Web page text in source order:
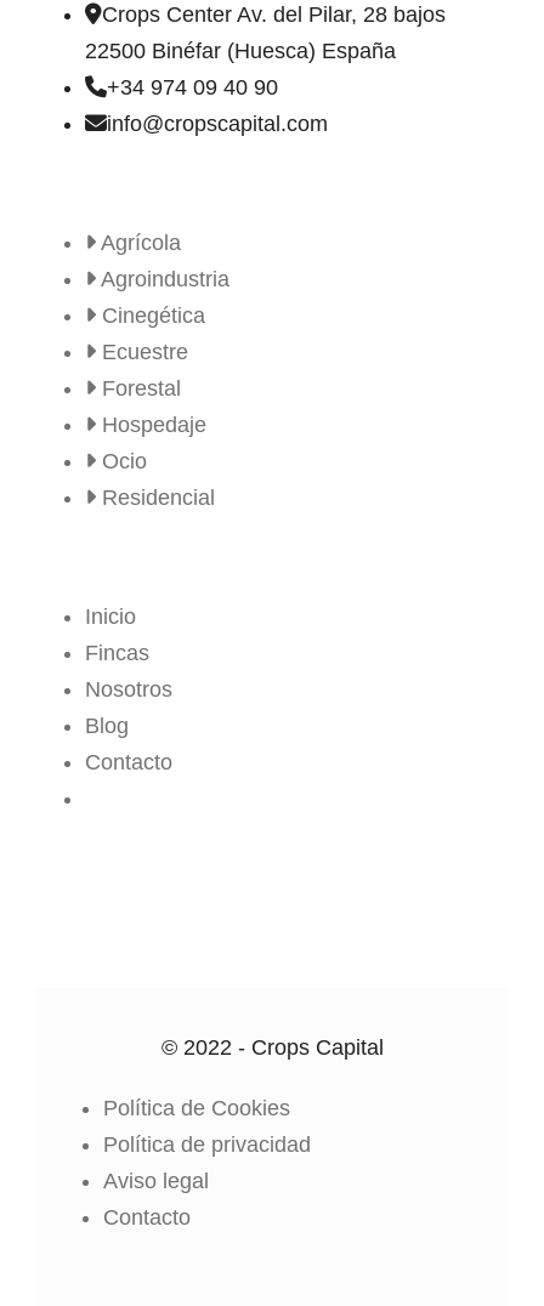
Crops Center Av. del Pilar, 28 bajos
22500 Binéfar (Huesca) España
+34 974 09 40 90
info@cropscapital.com
Agrícola
Agroindustria
Cinegética
Ecuestre
Forestal
Hospedaje
Ocio
Residencial
Inicio
Fincas
Nosotros
Blog
Contacto
© 2022 - Crops Capital
Política de Cookies
Política de privacidad
Aviso legal
Contacto